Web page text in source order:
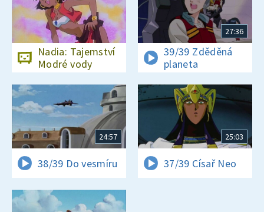
Nadia: Tajemství
Modré vody
27:36
39/39 Zděděná
planeta
24:57
38/39 Do vesmíru
25:03
37/39 Císař Neo